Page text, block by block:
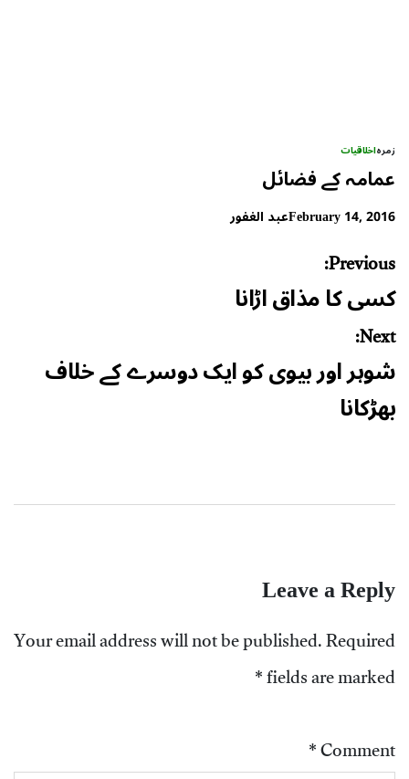
زمرہاخلاقیات
عمامہ کے فضائل
February 14, 2016عبد الغفور
Post
navigation
Previous:
کسی کا مذاق اڑانا
Next:
شوہر اور بیوی کو ایک دوسرے کے خلاف
بھڑکانا
Leave a Reply
Your email address will not be published.Required
fields are marked
*
Comment
*